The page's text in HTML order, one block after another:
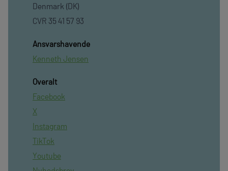
Denmark (DK)
CVR 35 41 57 93
Ansvarshavende
Kenneth Jensen
Overalt
Facebook
X
Instagram
TikTok
Youtube